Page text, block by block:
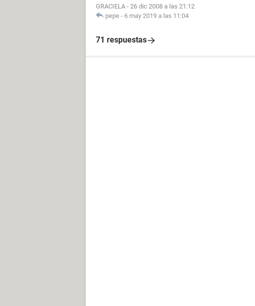
GRACIELA - 26 dic 2008 a las 21:12
pepe - 6 may 2019 a las 11:04
71 respuestas